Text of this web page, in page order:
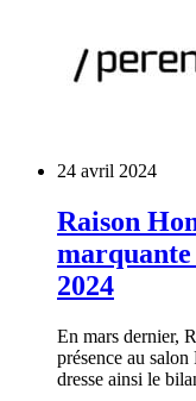
24 avril 2024
Raison
2024
En mars dernier,
présence au
dresse ainsi le